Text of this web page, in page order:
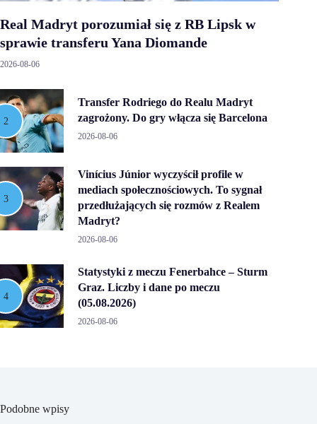
Real Madryt porozumiał się z RB Lipsk w
sprawie transferu Yana Diomande
2026-08-06
Transfer Rodriego do Realu Madryt
zagrożony. Do gry włącza się Barcelona
2026-08-06
Vinícius Júnior wyczyścił profile w
mediach społecznościowych. To sygnał
przedłużających się rozmów z Realem
Madryt?
2026-08-06
Statystyki z meczu Fenerbahce – Sturm
Graz. Liczby i dane po meczu
(05.08.2026)
2026-08-06
Podobne wpisy